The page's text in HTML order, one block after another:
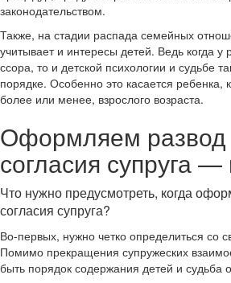
законодательством.
Также, на стадии распада семейных
учитывает и интересы детей. Ведь когда у
ссора, то и детской психологии и судьбе
порядке. Особенно это касается ребенка,
более или менее, взрослого возраста.
Оформляем развод
согласия супруга
Что нужно предусмотреть, когда
согласия супруга?
Во-первых, нужно четко определиться со
Помимо прекращения супружеских
быть порядок содержания детей и судьба